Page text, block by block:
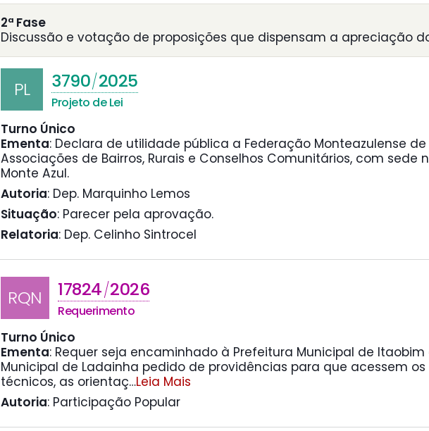
2ª Fase
Discussão e votação de proposições que dispensam a apreciação
PL 3790/2025
Projeto de Lei
Turno Único
Ementa: Declara de utilidade pública a Federação Monteazulense
Associações de Bairros, Rurais e Conselhos Comunitários, com sede
Monte Azul.
Autoria: Dep. Marquinho Lemos
Situação: Parecer pela aprovação.
Relatoria: Dep. Celinho Sintrocel
RQN 17824/2026
Requerimento
Turno Único
Ementa: Requer seja encaminhado à Prefeitura Municipal de Itaobim
Municipal de Ladainha pedido de providências para que acessem
técnicos, as orientaç…Leia Mais
Autoria: Participação Popular